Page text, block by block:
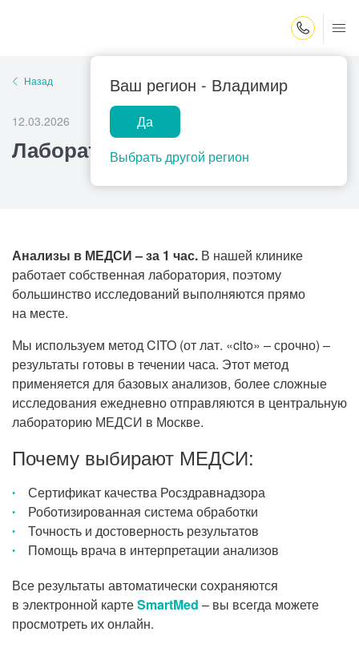
Ваш регион - Владимир
Да
Выбрать другой регион
Назад
12.03.2026
Лаборатория
Анализы в МЕДСИ – за 1 час. В нашей клинике
работает собственная лаборатория, поэтому
большинство исследований выполняются прямо
на месте.
Мы используем метод CITO (от лат. «cito» – срочно) –
результаты готовы в течении часа. Этот метод
применяется для базовых анализов, более сложные
исследования ежедневно отправляются в центральную
лабораторию МЕДСИ в Москве.
Почему выбирают МЕДСИ:
Сертификат качества Росздравнадзора
Роботизированная система обработки
Точность и достоверность результатов
Помощь врача в интерпретации анализов
Все результаты автоматически сохраняются
в электронной картеSmartMed – вы всегда можете
просмотреть их онлайн.